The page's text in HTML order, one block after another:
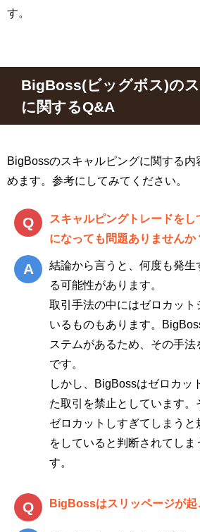
す。
BigBoss(ビッグボス)の
に関するQ&A
BigBossのスキャルピングに関する内
めます。参考にしてみてください。
スキャルピングトレードをし
になっても問題ありませんか
結論から言うと、何度も発生
る可能性があります。
取引手法の中にはゼロカット
いるものもあります。
ステムがあるため、その手
です。
しかし、BigBossはゼロカッ
た取引を禁止としています。
ゼロカットしすぎてしまうと
をしていると判断されてしま
す。
BigBossはスリッページが起